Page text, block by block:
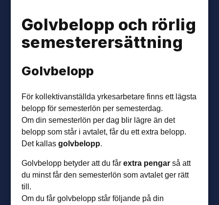
Golvbelopp och rörlig
semester­ersättning
Golvbelopp
För kollektivanställda yrkesarbetare finns ett lägsta
belopp för semesterlön per semesterdag.
Om din semesterlön per dag blir lägre än det
belopp som står i avtalet, får du ett extra belopp.
Det kallasgolvbelopp.
Golvbelopp betyder att du fårextra pengarså att
du minst får den semesterlön som avtalet ger rätt
till.
Om du får golvbelopp står följande på din